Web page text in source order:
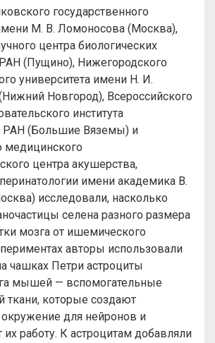
государственного
М. В. Ломоносова (Москва),
центра биологических
(Пущино), Нижегородского
университета имени Н. И.
Новгород), Всероссийского
института
РАН (Большие Вяземы) и
медицинского
центра акушерства,
имени академика В.
исследовали, насколько
селена разного размера
мозга от ишемического
авторы использовали
чашках Петри астроциты
мышей — вспомогательные
ткани, которые создают
окружение для нейронов и
работу. К астроцитам добавляли